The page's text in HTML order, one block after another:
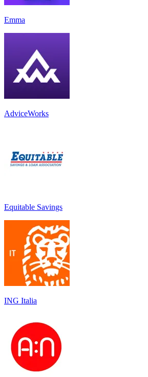
Emma
AdviceWorks
Equitable Savings
ING Italia